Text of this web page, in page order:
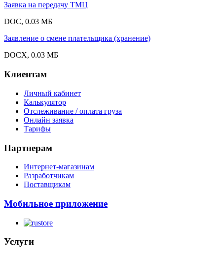
Заявка на передачу ТМЦ
DOC, 0.03 МБ
Заявление о смене плательщика (хранение)
DOCX, 0.03 МБ
Клиентам
Личный кабинет
Калькулятор
Отслеживание / оплата груза
Онлайн заявка
Тарифы
Партнерам
Интернет-магазинам
Разработчикам
Поставщикам
Мобильное приложение
Услуги